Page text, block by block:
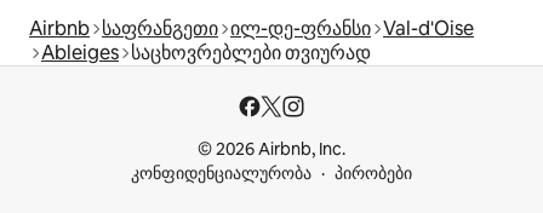
Airbnb საფრანგეთი ილ-დე-ფრანსი Val-d'Oise
Ableiges საცხოვრებლები თვიურად
© 2026 Airbnb, Inc.
კონფიდენციალურობა
პირობები